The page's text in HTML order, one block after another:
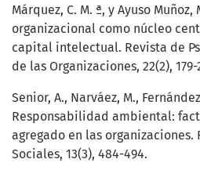
Márquez, C. M. ª, y Ayuso
organizacional como núcleo
capital intelectual. Revista de
de las Organizaciones, 22(2), 179-
Senior, A., Narváez, M.,
Responsabilidad ambiental:
agregado en las organizaciones.
Sociales, 13(3), 484-494.